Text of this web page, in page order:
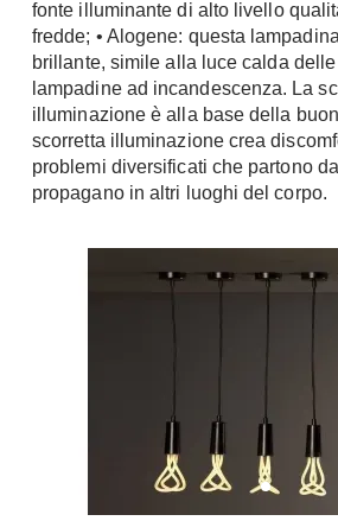
Armadi
Armadio ante Battenti
Armadi ante
Scorrevoli
Cabine Armadio
Armadi su misura
I consigli sugli armadi
Letti a Castello
Per Neonati
fonte illuminante di alto livello
fredde; • Alogene: questa
brillante, simile alla luce calda
lampadine ad incandescenza. La
illuminazione è alla base della
scorretta illuminazione crea
problemi diversificati che partono
propagano in altri luoghi del corpo.